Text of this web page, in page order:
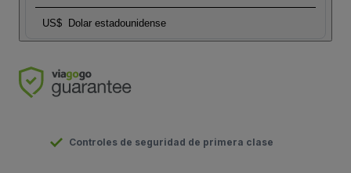
US$ Dolar estadounidense
Controles de seguridad de primera clase